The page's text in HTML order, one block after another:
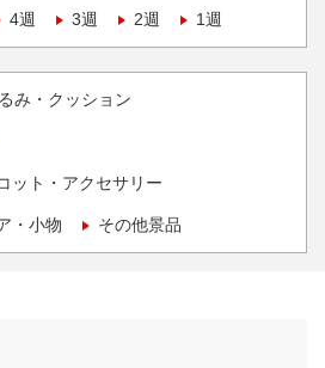
4週 3週 2週 1週
み・クッション
ット・アクセサリー
・小物 その他景品